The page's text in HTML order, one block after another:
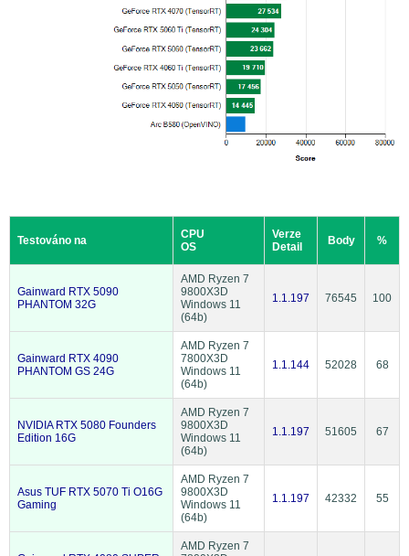
Testováno na
CPU
OS
Verze
Detail
Body %
Gainward RTX 5090
PHANTOM 32G
AMD Ryzen 7
9800X3D
Windows 11
(64b)
1.1.197 76545 100
Gainward RTX 4090
PHANTOM GS 24G
AMD Ryzen 7
7800X3D
Windows 11
(64b)
1.1.144 52028 68
NVIDIA RTX 5080 Founders
Edition 16G
AMD Ryzen 7
9800X3D
Windows 11
(64b)
1.1.197 51605 67
Asus TUF RTX 5070 Ti O16G
Gaming
AMD Ryzen 7
9800X3D
Windows 11
(64b)
1.1.197 42332 55
AMD Ryzen 7